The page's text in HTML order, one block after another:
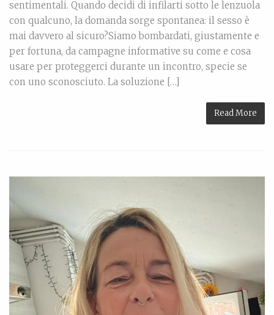
sentimentali. Quando decidi di infilarti sotto le lenzuola
con qualcuno, la domanda sorge spontanea: il sesso è
mai davvero al sicuro?Siamo bombardati, giustamente e
per fortuna, da campagne informative su come e cosa
usare per proteggerci durante un incontro, specie se
con uno sconosciuto. La soluzione […]
Read More